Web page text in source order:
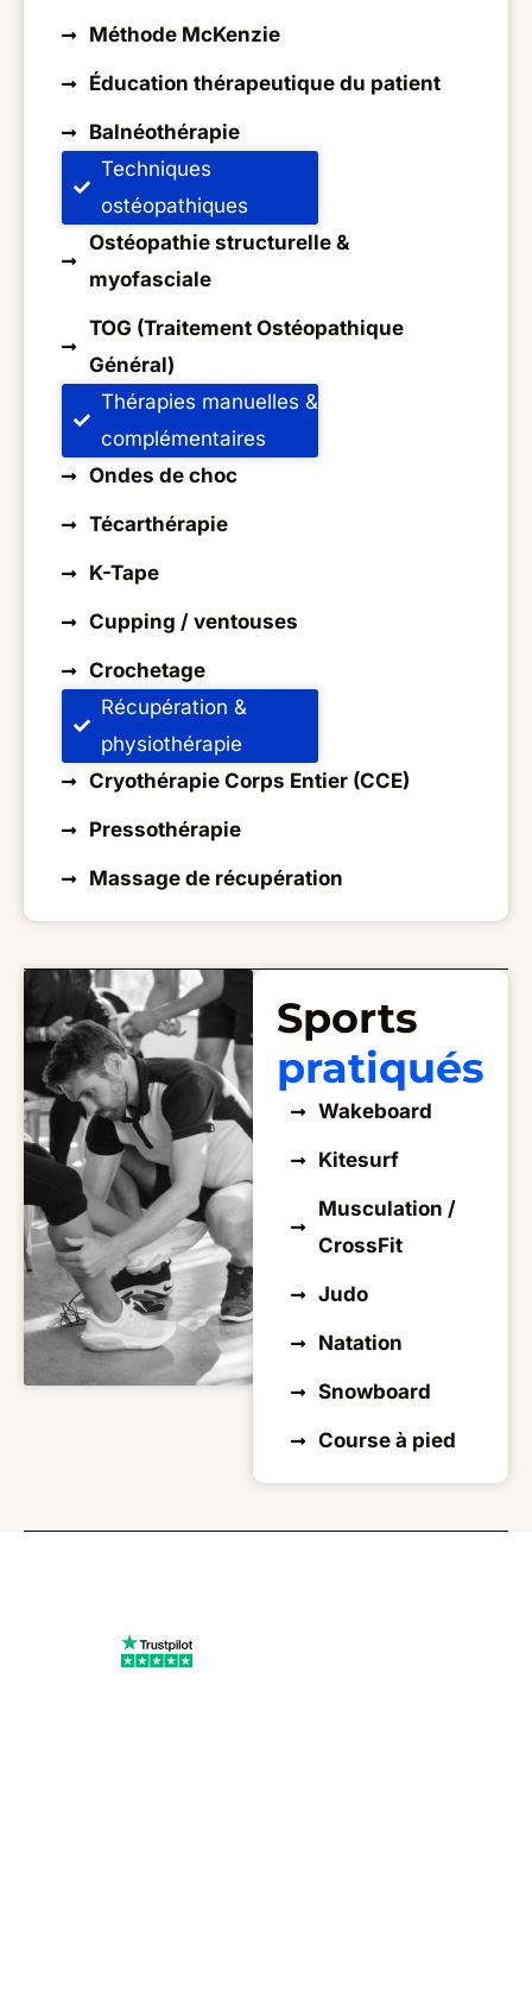
Méthode McKenzie
Éducation thérapeutique du patient
Balnéothérapie
Techniques
ostéopathiques
Ostéopathie structurelle &
myofasciale
TOG (Traitement Ostéopathique
Général)
Thérapies manuelles &
complémentaires
Ondes de choc
Técarthérapie
K-Tape
Cupping / ventouses
Crochetage
Récupération &
physiothérapie
Cryothérapie Corps Entier (CCE)
Pressothérapie
Massage de récupération
Sports
pratiqués
Wakeboard
Kitesurf
Musculation /
CrossFit
Judo
Natation
Snowboard
Course à pied